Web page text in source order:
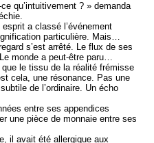
qu’intuitivement ? » demanda
a classé l’événement
particulière. Mais…
s’est arrêté. Le flux de ses
monde a peut-être paru…
le tissu de la réalité frémisse
cela, une résonance. Pas une
de l’ordinaire. Un écho
entre ses appendices
une pièce de monnaie entre ses
il avait été allergique aux